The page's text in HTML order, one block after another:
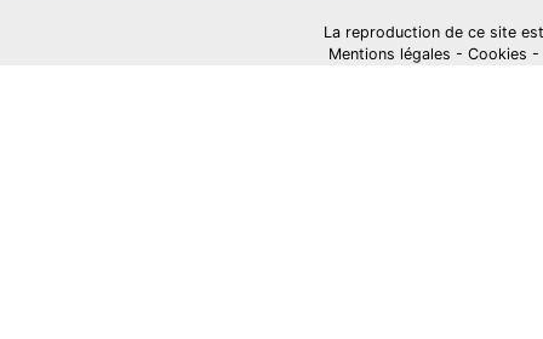
La reproduction de ce site
Mentions légales - Cookies -